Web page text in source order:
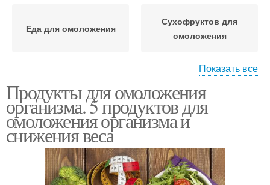
Еда для омоложения
Сухофруктов для
омоложения
омоложения
Показать все
Продукты для омоложения
организма. 5 продуктов для
омоложения организма и
снижения веса